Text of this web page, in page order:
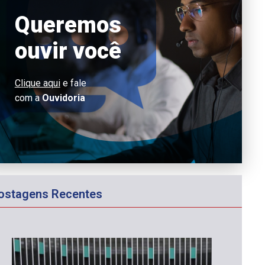
Queremos
ouvir você
Clique aquie fale
com aOuvidoria
Recentes